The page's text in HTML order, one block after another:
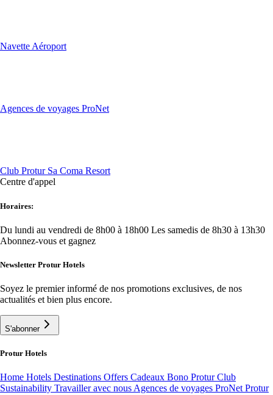
Navette Aéroport
Agences de voyages ProNet
Club Protur Sa Coma Resort
Centre d'appel
Horaires:
Du lundi au vendredi de 8h00 à 18h00 Les samedis de 8h30 à 13h30
Abonnez-vous et gagnez
Newsletter Protur Hotels
Soyez le premier informé de nos promotions exclusives, de nos
actualités et bien plus encore.
S'abonner
Protur Hotels
Home Hotels Destinations Offers Cadeaux Bono Protur Club
Sustainability Travailler avec nous Agences de voyages ProNet Protur